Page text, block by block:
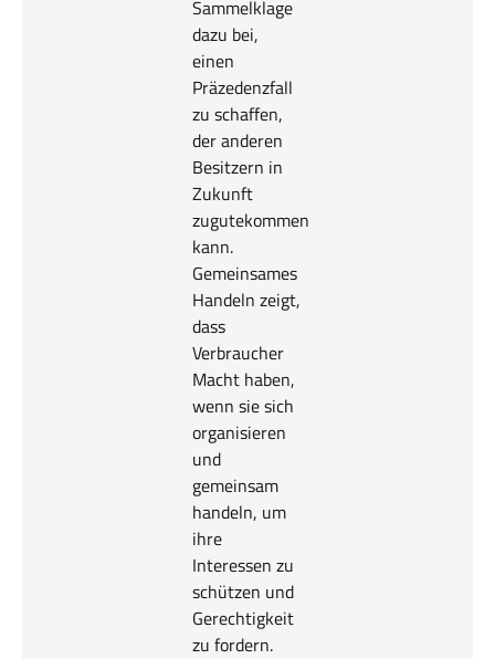
Sammelklage
dazu bei,
einen
Präzedenzfall
zu schaffen,
der anderen
Besitzern in
Zukunft
zugutekommen
kann.
Gemeinsames
Handeln zeigt,
dass
Verbraucher
Macht haben,
wenn sie sich
organisieren
und
gemeinsam
handeln, um
ihre
Interessen zu
schützen und
Gerechtigkeit
zu fordern.